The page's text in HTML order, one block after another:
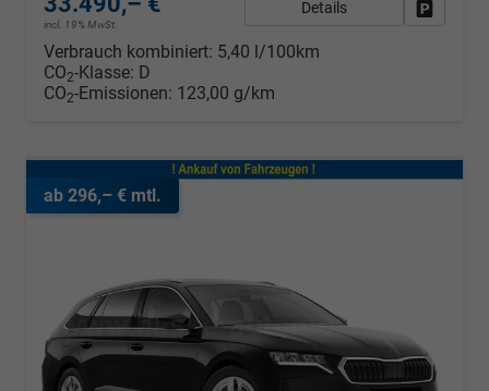
incl. 19% MwSt.
Details
Verbrauch kombiniert: 5,40 l/100km
CO2-Klasse: D
CO2-Emissionen: 123,00 g/km
ab 296,– € mtl.